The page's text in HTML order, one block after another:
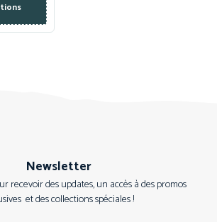
Newsletter
recevoir des updates, un accès à des promos
et des collections spéciales !